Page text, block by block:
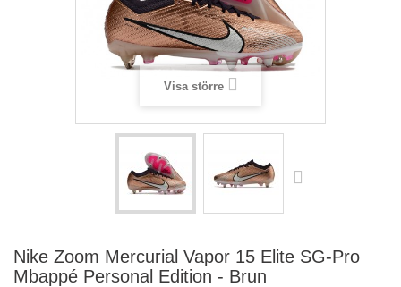
Visa större
Nike Zoom Mercurial Vapor 15 Elite SG-Pro
Mbappé Personal Edition - Brun